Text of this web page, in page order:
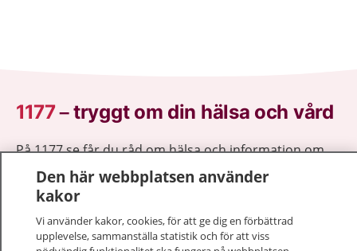
1177–tryggt om din hälsa och vård
På 1177.se får du råd om hälsa och information om
sjukdomar och vilka mottagningar du kan kontakta.
Logga in för att läsa din journal och göra dina
vårdärenden. Ring telefonnummer 1177 för
sjukvårdsrådgivning dygnet runt.
1177 ger dig råd när du vill må bättre.
Den här webbplatsen använder
kakor
Vi använder kakor, cookies, för att ge dig en förbättrad
upplevelse, sammanställa statistik och för att viss